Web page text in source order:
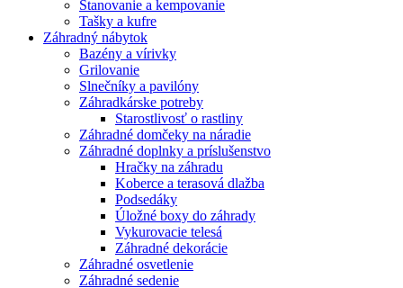
Stanovanie a kempovanie
Tašky a kufre
Záhradný nábytok
Bazény a vírivky
Grilovanie
Slnečníky a pavilóny
Záhradkárske potreby
Starostlivosť o rastliny
Záhradné domčeky na náradie
Záhradné doplnky a príslušenstvo
Hračky na záhradu
Koberce a terasová dlažba
Podsedáky
Úložné boxy do záhrady
Vykurovacie telesá
Záhradné dekorácie
Záhradné osvetlenie
Záhradné sedenie